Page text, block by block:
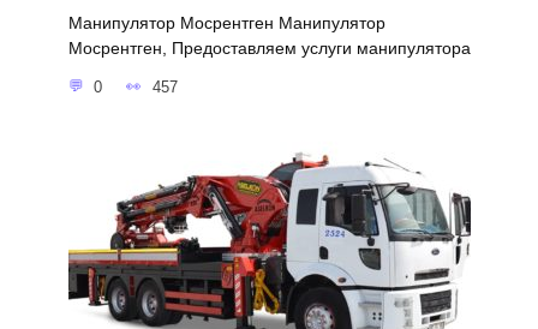
Манипулятор Мосрентген Манипулятор
Мосрентген, Предоставляем услуги манипулятора
0 457